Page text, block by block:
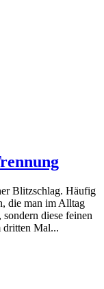
Blitzschlag. Häufig
die man im Alltag
diese feinen
dritten Mal...